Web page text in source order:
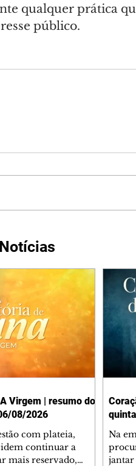
qualquer prática
público.
Virgem | resumo do
08/2026
com plateia,
continuar a
mais reservado,
Na
jantar